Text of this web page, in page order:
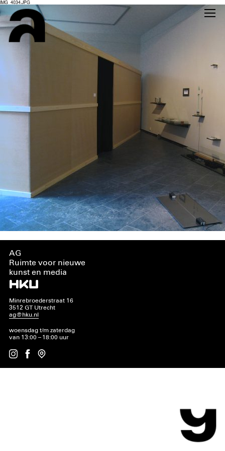
IMG_4034.JPG
AG
Ruimte voor nieuwe
kunst en media
Minrebroederstraat 16
3512 GT Utrecht
ag@hku.nl
woensdag t/m zaterdag
van 13:00 – 18:00 uur